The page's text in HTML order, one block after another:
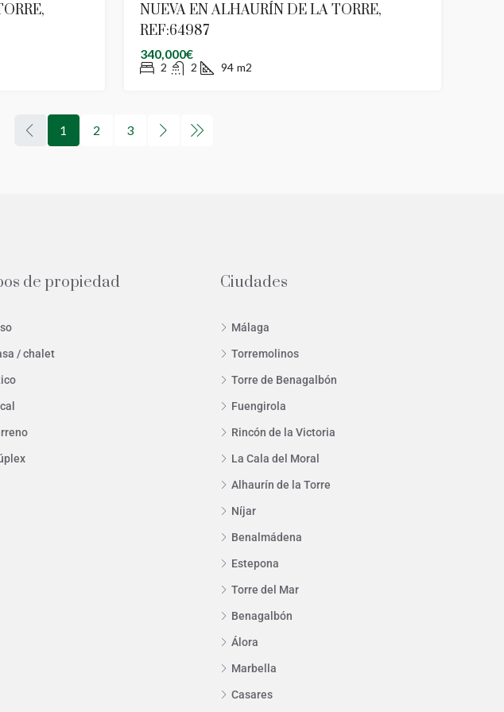
NUEVA EN ALHAURÍN DE LA TORRE,
REF:64987
340,000€
2 2 94 m2
1 2 3
de propiedad
/ chalet
Ciudades
Málaga
Torremolinos
Torre de Benagalbón
Fuengirola
Rincón de la Victoria
La Cala del Moral
Alhaurín de la Torre
Níjar
Benalmádena
Estepona
Torre del Mar
Benagalbón
Álora
Marbella
Casares